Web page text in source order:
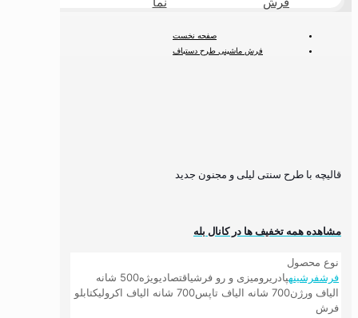
صفحه نخست
فرش ماشینی طرح دستباف
قالیچه با طرح سنتی لیلی و مجنون جدید
مشاهده همه تخفیف ها در کانال بله
نوع محصول
فرشفرشینهپادریرومیزی و رو فرشیاقتصادیویژه
500 شانه
الیاف ورژن700 شانه الیاف تاپس 700 شانه الیاف اکرولیک
تابلو
فرش